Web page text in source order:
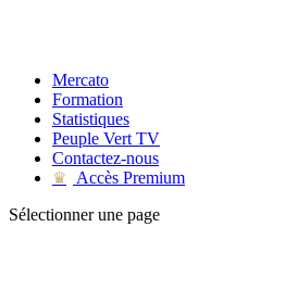
Mercato
Formation
Statistiques
Peuple Vert TV
Contactez-nous
♛
Accès Premium
Sélectionner une page